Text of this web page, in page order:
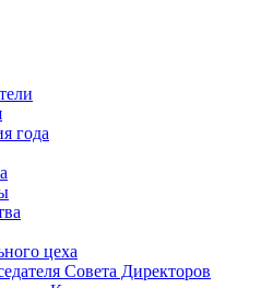
года
цеха
Совета Директоров